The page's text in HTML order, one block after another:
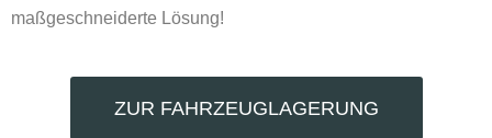
maßgeschneiderte Lösung!
ZUR FAHRZEUGLAGERUNG